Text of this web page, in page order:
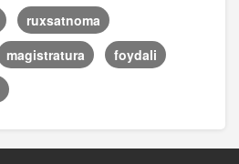
ruxsatnoma
magistratura
foydali